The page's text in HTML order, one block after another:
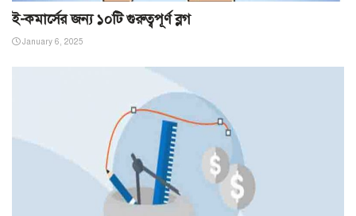
ই-কমার্সের জন্য ১০টি গুরুত্বপূর্ণ ব্লগ
January 6, 2025